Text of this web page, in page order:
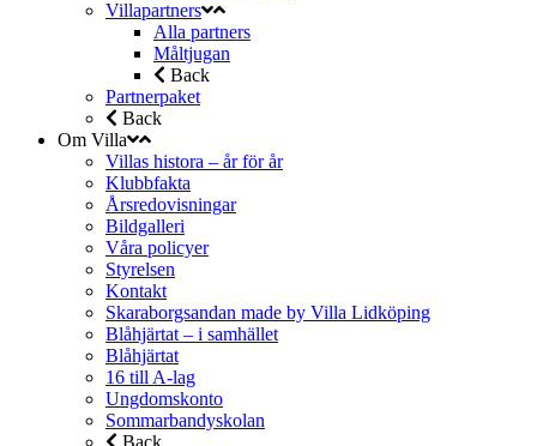
Villapartners
Alla partners
Måltjugan
Back
Partnerpaket
Back
Om Villa
Villas histora – år för år
Klubbfakta
Årsredovisningar
Bildgalleri
Våra policyer
Styrelsen
Kontakt
Skaraborgsandan made by Villa Lidköping
Blåhjärtat – i samhället
Blåhjärtat
16 till A-lag
Ungdomskonto
Sommarbandyskolan
Back